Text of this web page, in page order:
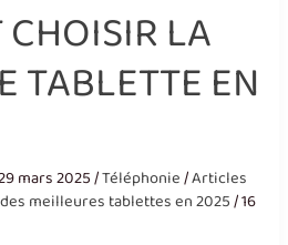
LA
TABLETTE EN
mars 2025/Téléphonie/Articles
des meilleures tablettes en 2025/16